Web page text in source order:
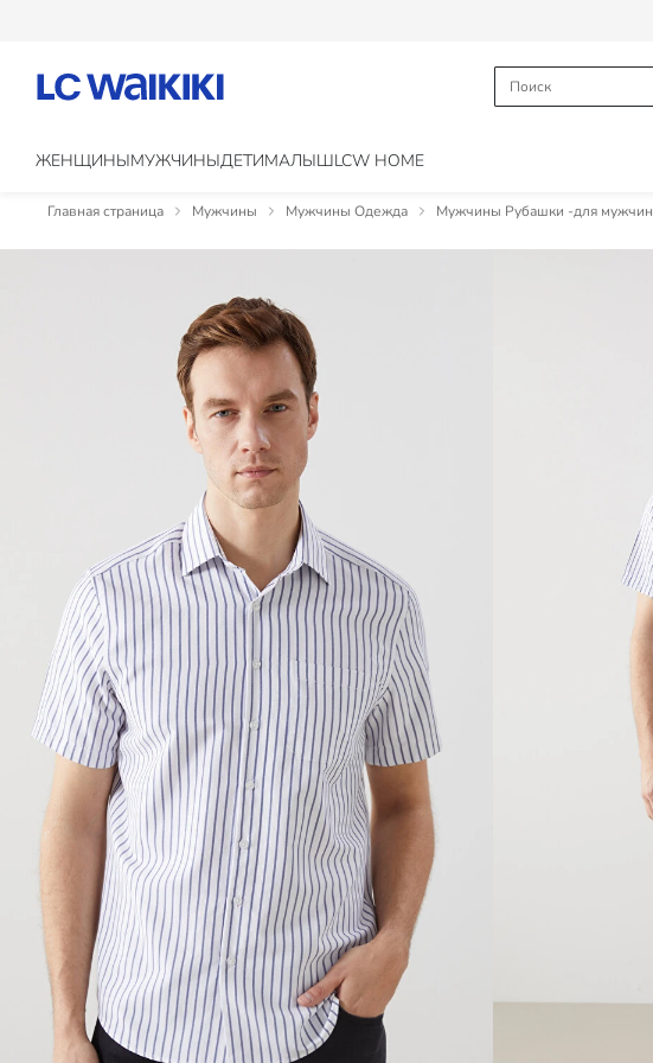
ЖЕНЩИНЫМУЖЧИНЫДЕТИМАЛЫШLCW HOME
Главная страница Мужчины Мужчины Одежда Мужчины Рубашки -для мужчин